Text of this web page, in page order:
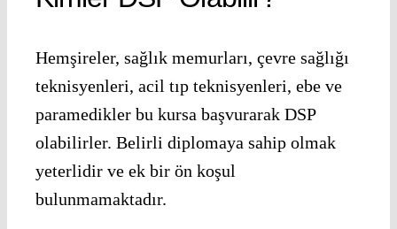
Hemşireler, sağlık memurları, çevre sağlığı
teknisyenleri, acil tıp teknisyenleri, ebe ve
paramedikler bu kursa başvurarak DSP
olabilirler. Belirli diplomaya sahip olmak
yeterlidir ve ek bir ön koşul
bulunmamaktadır.